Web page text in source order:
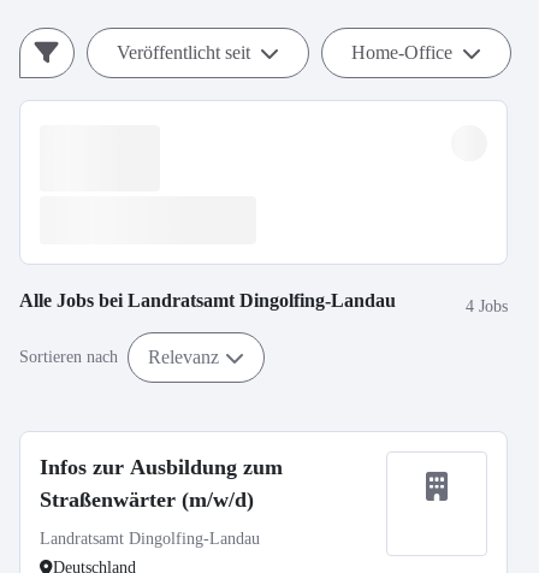
Veröffentlicht seit Home-Office
Alle Jobs bei Landratsamt Dingolfing-Landau 4 Jobs
Sortieren nach Relevanz
Infos zur Ausbildung zum
Straßenwärter (m/w/d)
Landratsamt Dingolfing-Landau
Deutschland